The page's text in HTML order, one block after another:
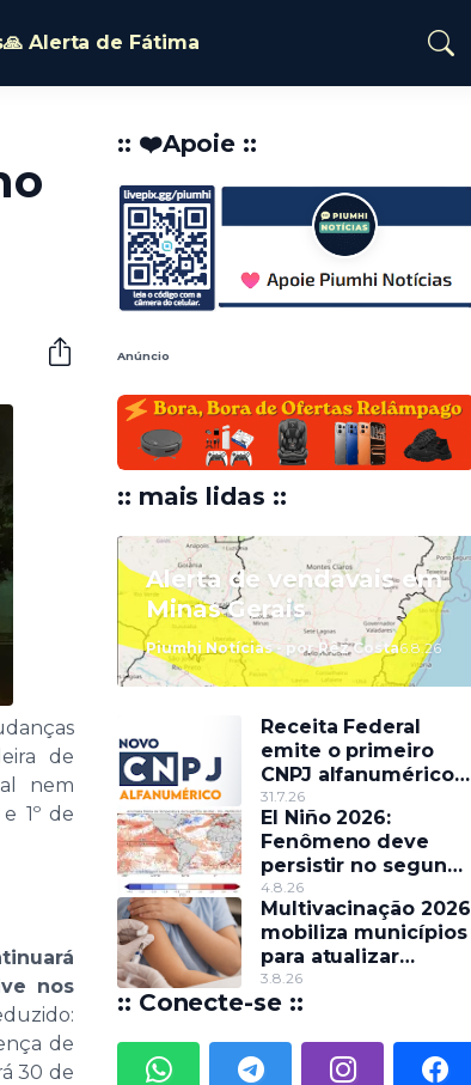
🙏 Alerta de Fátima
de
nem
1º de
nos
de
30 de
:: ❤️Apoie ::
Anúncio
:: mais lidas ::
Alerta de vendavais em
Minas Gerais
Piumhi Notícias - por Rêz Costa6.8.26
Receita Federal
emite o primeiro
CNPJ alfanumérico
do país
31.7.26
El Niño 2026:
Fenômeno deve
persistir no segundo
semestre e pode
alterar o regime de
chuvas
4.8.26
Multivacinação 2026
mobiliza municípios
para atualizar
caderneta de
crianças e
3.8.26
:: Conecte-se ::